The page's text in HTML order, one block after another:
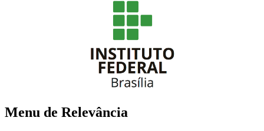
Menu de Relevância